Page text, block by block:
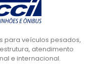
para veículos pesados,
atendimento
e internacional.